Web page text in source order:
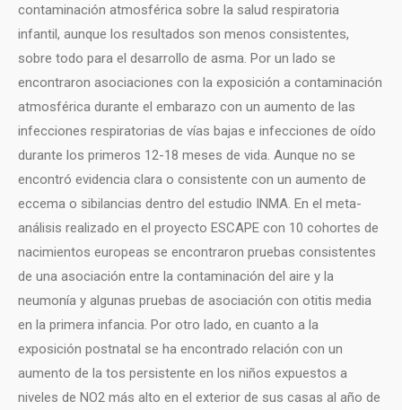
contaminación atmosférica sobre la salud respiratoria
infantil, aunque los resultados son menos consistentes,
sobre todo para el desarrollo de asma. Por un lado se
encontraron asociaciones con la exposición a contaminación
atmosférica durante el embarazo con un aumento de las
infecciones respiratorias de vías bajas e infecciones de oído
durante los primeros 12-18 meses de vida. Aunque no se
encontró evidencia clara o consistente con un aumento de
eccema o sibilancias dentro del estudio INMA. En el meta-
análisis realizado en el proyecto ESCAPE con 10 cohortes de
nacimientos europeas se encontraron pruebas consistentes
de una asociación entre la contaminación del aire y la
neumonía y algunas pruebas de asociación con otitis media
en la primera infancia. Por otro lado, en cuanto a la
exposición postnatal se ha encontrado relación con un
aumento de la tos persistente en los niños expuestos a
niveles de NO2 más alto en el exterior de sus casas al año de